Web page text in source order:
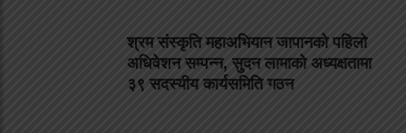
श्रम संस्कृति महाअभियान जापानको पहिलो
अधिवेशन सम्पन्न, सुदन लामाको अध्यक्षतामा
३९ सदस्यीय कार्यसमिति गठन